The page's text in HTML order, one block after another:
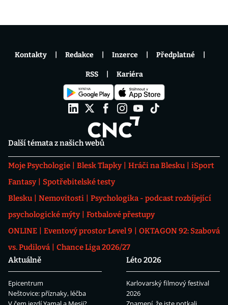
Další témata z našich webů
Moje Psychologie Blesk Tlapky Hráči na Blesku
iSport
Fantasy
Spotřebitelské testy
Blesku
Nemovitosti
Psychologika - podcast rozbíjející
psychologické mýty
Fotbalové přestupy
ONLINE
Eventový prostor Level 9
OKTAGON 92: Szabová
vs. Pudilová
Chance Liga 2026/27
Aktuálně
Epicentrum
Neštovice: příznaky, léčba
Léto 2026
Karlovarský filmový festival
2026
Kontakty Redakce Inzerce Předplatné
RSS Kariéra